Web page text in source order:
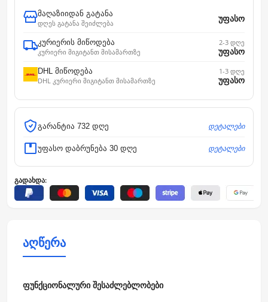
მაღაზიიდან გატანა
დღეს გატანა შეიძლება
უფასო
კურიერის მიწოდება
კურიერი მიგიტანთ მისამართზე
2-3 დღე
უფასო
DHL მიწოდება
DHL კურიერი მიგიტანთ მისამართზე
1-3 დღე
უფასო
გარანტია 732 დღე დეტალები
უფასო დაბრუნება 30 დღე დეტალები
გადახდა:
აღწერა
ფუნქციონალური შესაძლებლობები